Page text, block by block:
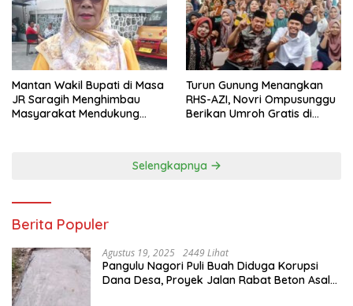
Mantan Wakil Bupati di Masa
JR Saragih Menghimbau
Masyarakat Mendukung
Turun Gunung Menangkan
RHS-AZI, Novri Ompusunggu
Berikan Umroh Gratis di
Selengkapnya
Berita Populer
Agustus 19, 2025 2449 Lihat
Pangulu Nagori Puli Buah Diduga Korupsi
Dana Desa, Proyek Jalan Rabat Beton Asal